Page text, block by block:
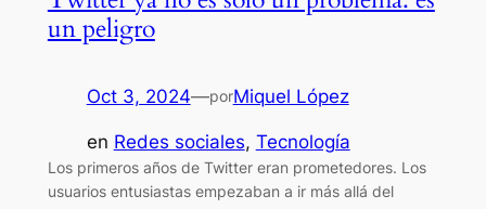
un peligro
Oct 3, 2024—porMiquel López
en Redes sociales, Tecnología
Los primeros años de Twitter eran prometedores. Los
usuarios entusiastas empezaban a ir más allá del